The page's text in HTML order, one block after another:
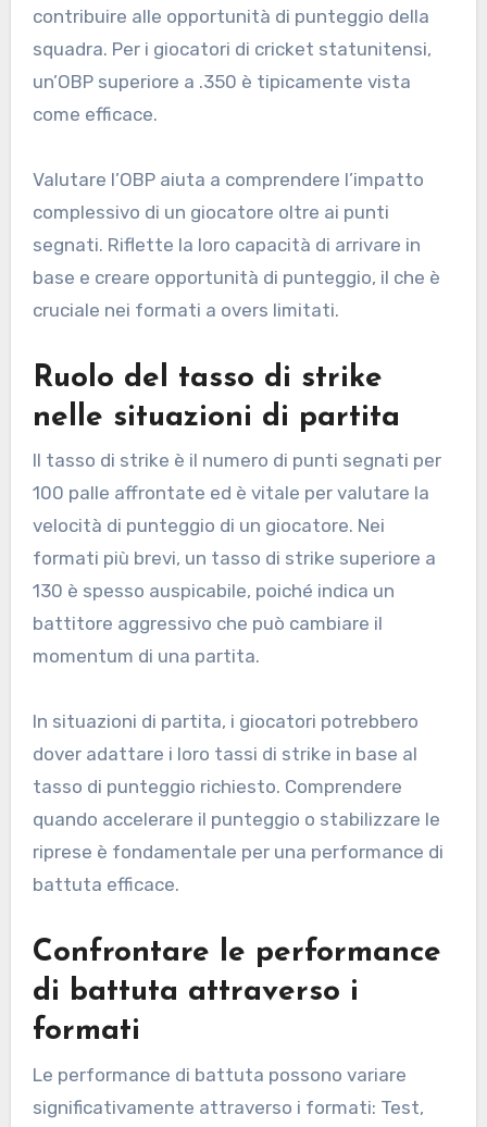
contribuire alle opportunità di punteggio della
squadra. Per i giocatori di cricket statunitensi,
un’OBP superiore a .350 è tipicamente vista
come efficace.
Valutare l’OBP aiuta a comprendere l’impatto
complessivo di un giocatore oltre ai punti
segnati. Riflette la loro capacità di arrivare in
base e creare opportunità di punteggio, il che è
cruciale nei formati a overs limitati.
Ruolo del tasso di strike
nelle situazioni di partita
Il tasso di strike è il numero di punti segnati per
100 palle affrontate ed è vitale per valutare la
velocità di punteggio di un giocatore. Nei
formati più brevi, un tasso di strike superiore a
130 è spesso auspicabile, poiché indica un
battitore aggressivo che può cambiare il
momentum di una partita.
In situazioni di partita, i giocatori potrebbero
dover adattare i loro tassi di strike in base al
tasso di punteggio richiesto. Comprendere
quando accelerare il punteggio o stabilizzare le
riprese è fondamentale per una performance di
battuta efficace.
Confrontare le performance
di battuta attraverso i
formati
Le performance di battuta possono variare
significativamente attraverso i formati: Test,